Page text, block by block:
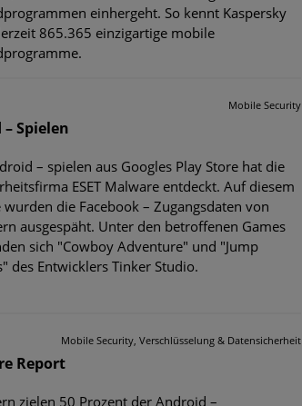
einhergeht. So kennt Kaspersky
865.365 einzigartige mobile
Mobile Security
Spielen
– spielen aus Googles Play Store hat die
ESET Malware entdeckt. Auf diesem
wurden die Facebook – Zugangsdaten von
ausgespäht. Unter den betroffenen Games
sich "Cowboy Adventure" und "Jump
des Entwicklers Tinker Studio.
Mobile Security, Verschlüsselung & Datensicherheit
Report
zielen 50 Prozent der Android –